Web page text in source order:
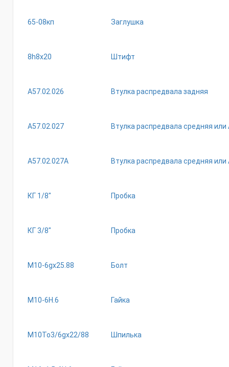
65-08кп Заглушка
8h8х20 Штифт
А57.02.026 Втулка распредвала задняя
А57.02.027 Втулка распредвала средняя или
А57.02.027А Втулка распредвала средняя или
КГ 1/8" Пробка
КГ 3/8" Пробка
М10-6gх25.88 Болт
М10-6Н.6 Гайка
М10То3/6gх22/88 Шпилька